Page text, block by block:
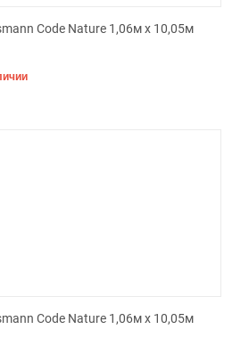
Code Nature 1,06м х 10,05м
Code Nature 1,06м х 10,05м